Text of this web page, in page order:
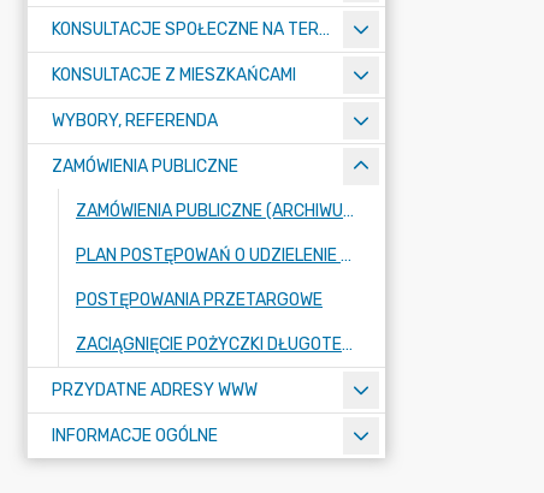
KONSULTACJE SPOŁECZNE NA TERENIE MIASTA RADZIONKÓW
KONSULTACJE Z MIESZKAŃCAMI
WYBORY, REFERENDA
ZAMÓWIENIA PUBLICZNE
ZAMÓWIENIA PUBLICZNE (ARCHIWUM BIP)
PLAN POSTĘPOWAŃ O UDZIELENIE ZAMÓWIEŃ PUBLICZNYCH
POSTĘPOWANIA PRZETARGOWE
ZACIĄGNIĘCIE POŻYCZKI DŁUGOTERMINOWEJ DLA GMINY RADZIONKÓW W KWOCIE 15.000.000,00 ZŁ NA FINANSOWANIE PLANOWANEGO DEFICYTU BUDŻETU MIASTA ORAZ NA SPŁATĘ WCZEŚNIEJ ZACIĄGNIĘTYCH KREDYTÓW I POŻYCZKI
PRZYDATNE ADRESY WWW
INFORMACJE OGÓLNE